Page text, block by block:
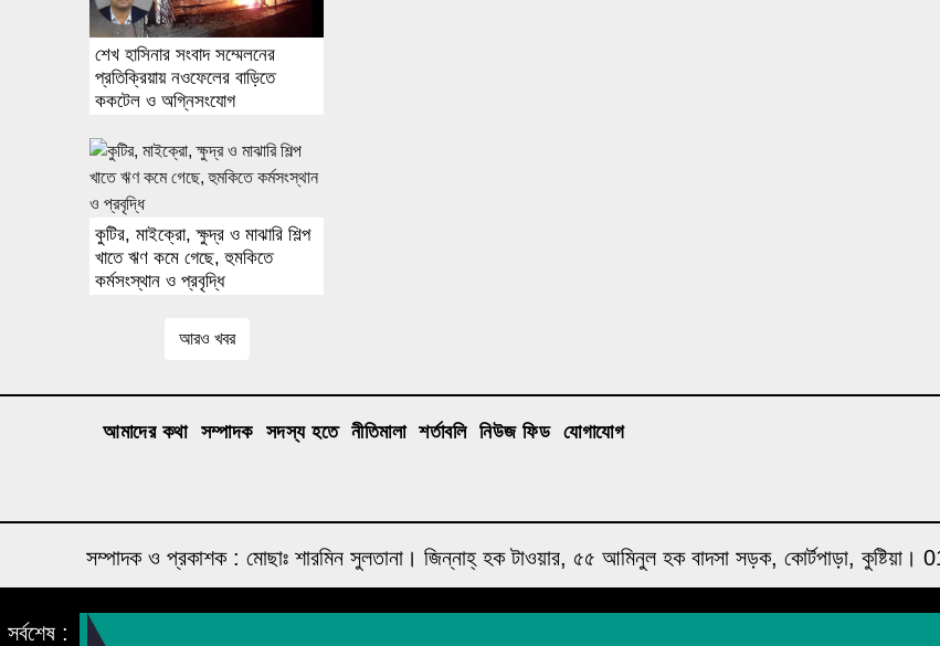
শেখ হাসিনার সংবাদ সম্মেলনের
প্রতিক্রিয়ায় নওফেলের বাড়িতে
ককটেল ও অগ্নিসংযোগ
কুটির, মাইক্রো, ক্ষুদ্র ও মাঝারি শিল্প
খাতে ঋণ কমে গেছে, হুমকিতে
কর্মসংস্থান ও প্রবৃদ্ধি
আরও খবর
আমাদের কথা সম্পাদক সদস্য হতে নীতিমালা শর্তাবলি নিউজ ফিড যোগাযোগ
সম্পাদক ও প্রকাশক : মোছাঃ শারমিন সুলতানা। জিন্নাহ্ হক টাওয়ার, ৫৫ আমিনুল হক বাদসা সড়ক, কোর্টপাড়া,
A media concern of humanity foundation
সর্বশেষ :